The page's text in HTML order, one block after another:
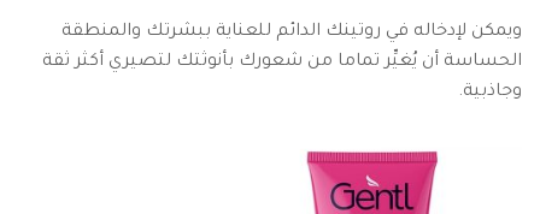
ويمكن لإدخاله في روتينك الدائم للعناية ببشرتك والمنطقة
الحساسة أن يُغيِّر تماما من شعورك بأنوثتك لتصيري أكثر ثقة
وجاذبية.